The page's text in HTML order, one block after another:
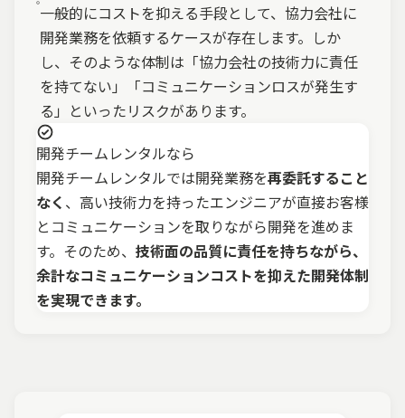
一般的にコストを抑える手段として、協力会社に
開発業務を依頼するケースが存在します。しか
し、そのような体制は「協力会社の技術力に責任
を持てない」「コミュニケーションロスが発生す
る」といったリスクがあります。
開発チームレンタルなら
開発チームレンタルでは開発業務を再委託すること
なく 、高い技術力を持ったエンジニアが直接お客様
とコミュニケーションを取りながら開発を進めま
す。そのため、 技術面の品質に責任を持ちながら、
余計なコミュニケーションコストを抑えた開発体制
を実現できます。